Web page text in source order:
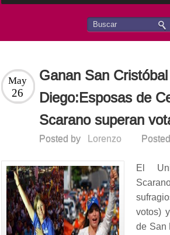
Ganan San
Diego:Esposas de
Scarano superan
May
26
Posted by Lorenzo
El
votos)
de San